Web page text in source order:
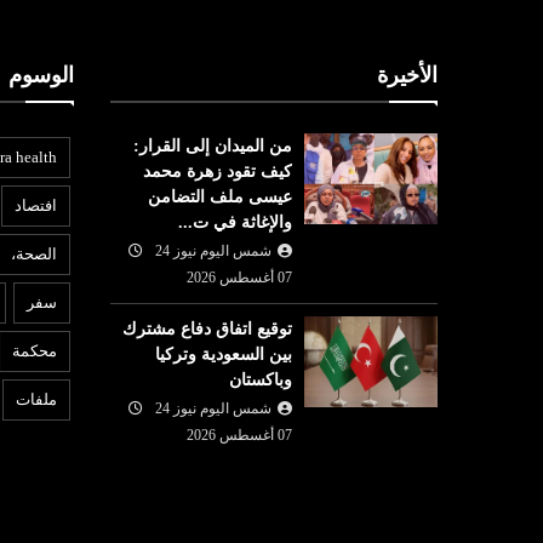
الأخيرة
من الميدان إلى القرار:
كيف تقود زهرة محمد
عيسى ملف التضامن
والإغاثة في ت...
شمس اليوم نيوز 24
07 أغسطس 2026
توقيع اتفاق دفاع مشترك
بين السعودية وتركيا
وباكستان
شمس اليوم نيوز 24
07 أغسطس 2026
الوسوم
health
افتصاد
الصحة،
سفر
محكمة
ملفات
عربي ودولي
شمس اليوم نيوز 24
07 أغسطس
2026
محكمة أميركية تأمر شركة ميتا
بدفع نصف مليار دولار لتسببها
بـ'ضرر عام'